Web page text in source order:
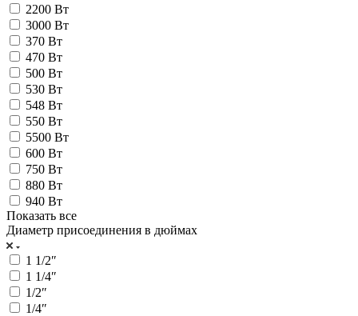
2200 Вт
3000 Вт
370 Вт
470 Вт
500 Вт
530 Вт
548 Вт
550 Вт
5500 Вт
600 Вт
750 Вт
880 Вт
940 Вт
Показать все
Диаметр присоединения в дюймах
1 1/2″
1 1/4″
1/2″
1/4″